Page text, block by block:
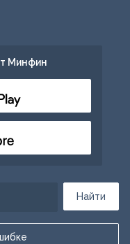
Найти
Минфин